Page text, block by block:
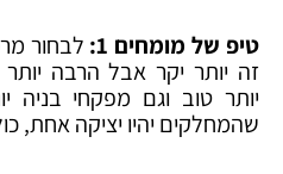
טיפ של מומחים 1:
לבחור
זה יותר יקר אבל הרבה
יותר טוב וגם מפקחי בניה
שהמחלקים יהיו יציקה אחת,